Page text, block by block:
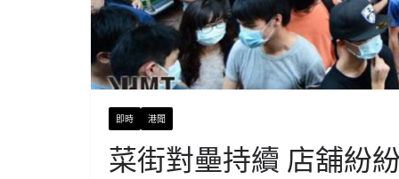
即時 港聞
菜街對壘持續 店舖紛